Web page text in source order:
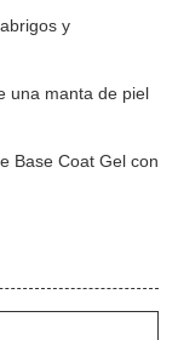
y
una manta de piel
Base Coat Gel con